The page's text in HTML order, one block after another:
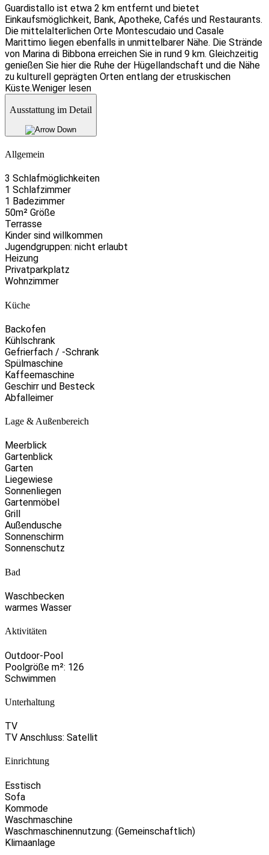
Guardistallo ist etwa 2 km entfernt und bietet
Einkaufsmöglichkeit, Bank, Apotheke, Cafés und Restaurants.
Die mittelalterlichen Orte Montescudaio und Casale
Marittimo liegen ebenfalls in unmittelbarer Nähe. Die Strände
von Marina di Bibbona erreichen Sie in rund 9 km. Gleichzeitig
genießen Sie hier die Ruhe der Hügellandschaft und die Nähe
zu kulturell geprägten Orten entlang der etruskischen
Küste.Weniger lesen
Ausstattung im Detail
Allgemein
3 Schlafmöglichkeiten
1 Schlafzimmer
1 Badezimmer
50m² Größe
Terrasse
Kinder sind willkommen
Jugendgruppen: nicht erlaubt
Heizung
Privatparkplatz
Wohnzimmer
Küche
Backofen
Kühlschrank
Gefrierfach / -Schrank
Spülmaschine
Kaffeemaschine
Geschirr und Besteck
Abfalleimer
Lage & Außenbereich
Meerblick
Gartenblick
Garten
Liegewiese
Sonnenliegen
Gartenmöbel
Grill
Außendusche
Sonnenschirm
Sonnenschutz
Bad
Waschbecken
warmes Wasser
Aktivitäten
Outdoor-Pool
Poolgröße m²: 126
Schwimmen
Unterhaltung
TV
TV Anschluss: Satellit
Einrichtung
Esstisch
Sofa
Kommode
Waschmaschine
Waschmaschinennutzung: (Gemeinschaftlich)
Klimaanlage